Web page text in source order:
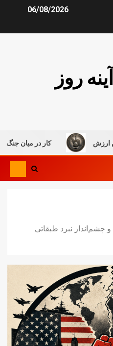
06/08/2026
روز
کار در میان جنگ، روایتی تحلیلی از
چشم‌انداز نبرد طبقاتی